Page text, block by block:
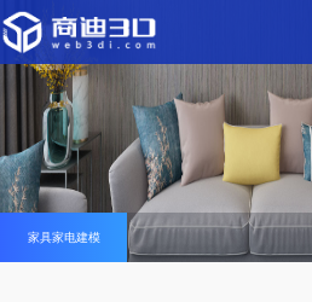
家具家电建模